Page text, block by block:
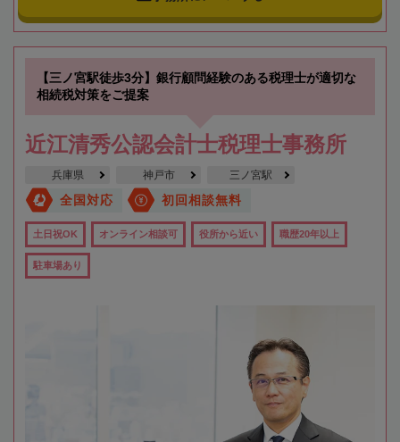
【三ノ宮駅徒歩3分】銀行顧問経験のある税理士が適切な
相続税対策をご提案
近江清秀公認会計士税理士事務所
兵庫県 神戸市 三ノ宮駅
全国対応 初回相談無料
土日祝OK オンライン相談可 役所から近い 職歴20年以上
駐車場あり